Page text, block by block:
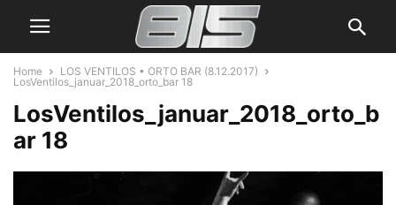
Home
LOS VENTILOS • ORTO BAR (8.12.2017)
LosVentilos_januar_2018_orto_bar 18
LosVentilos_januar_2018_orto_b
ar 18